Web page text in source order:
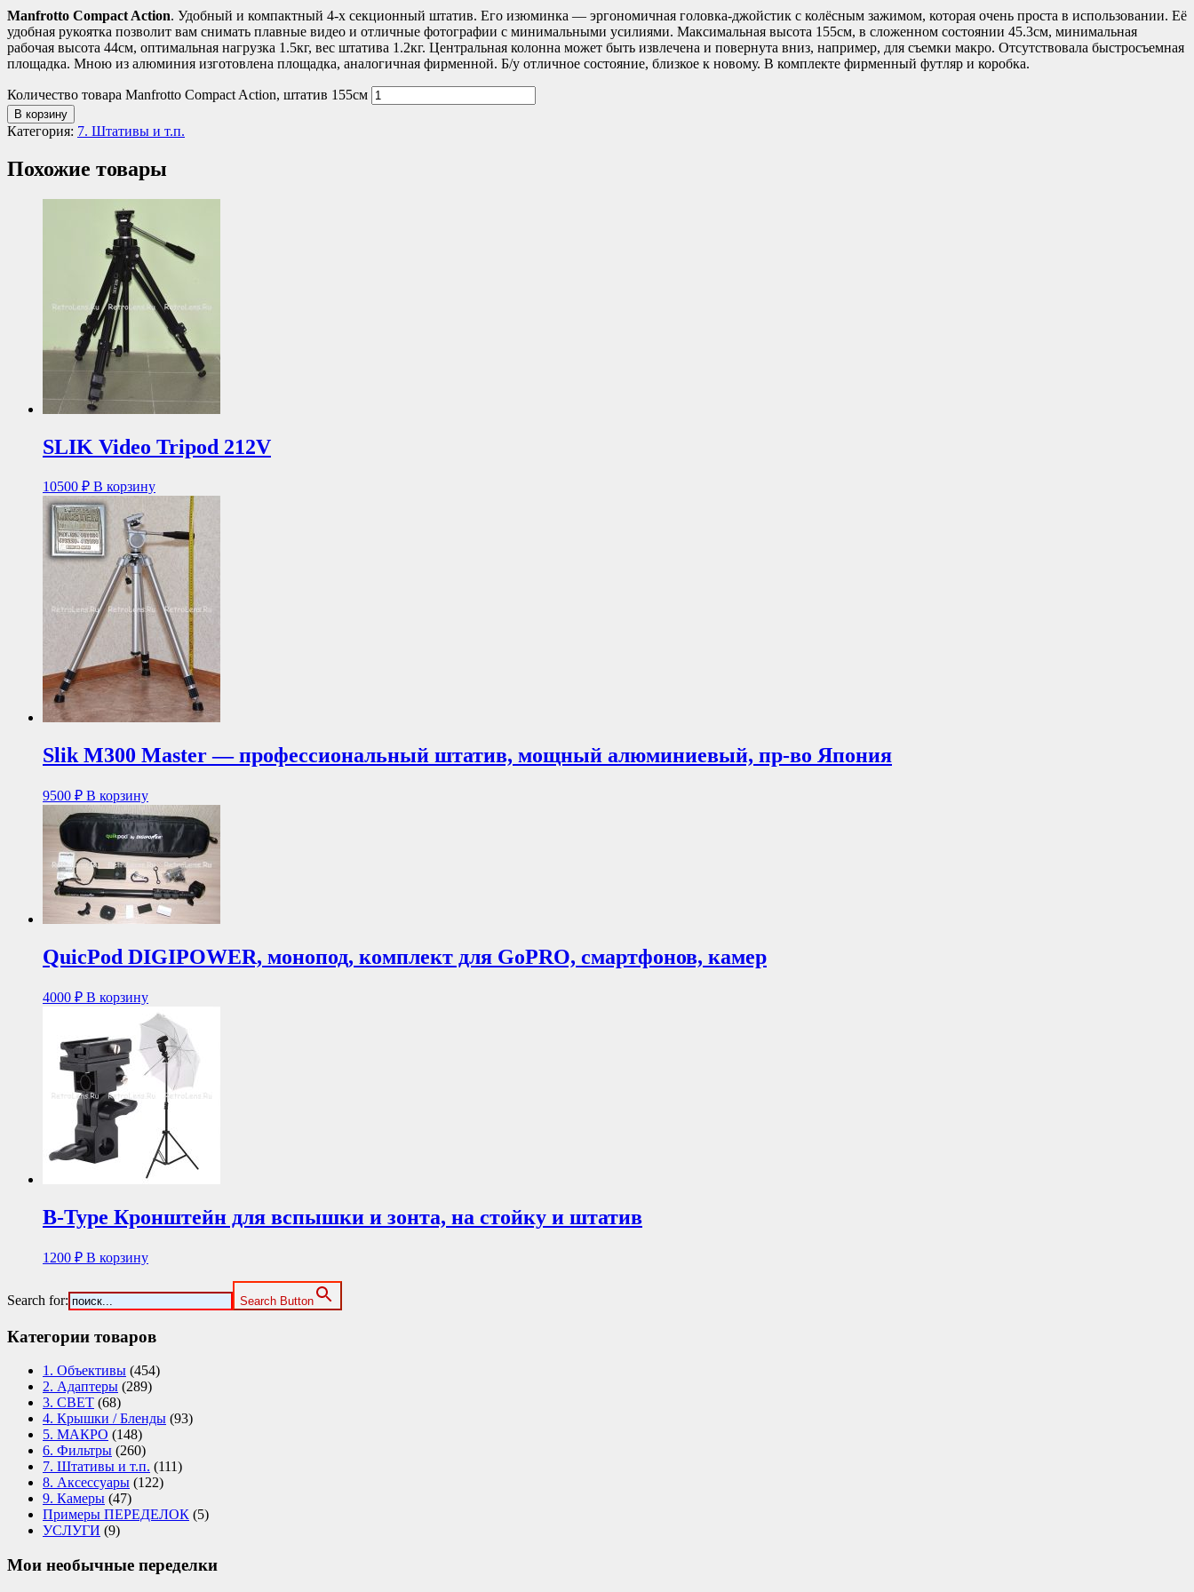
Manfrotto Compact Action. Удобный и компактный 4-х секционный штатив. Его изюминка — эргономичная головка-джойстик с колёсным зажимом, которая очень проста в использовании. Её
удобная рукоятка позволит вам снимать плавные видео и отличные фотографии с минимальными усилиями. Максимальная высота 155см, в сложенном состоянии 45.3см, минимальная
рабочая высота 44см, оптимальная нагрузка 1.5кг, вес штатива 1.2кг. Центральная колонна может быть извлечена и повернута вниз, например, для съемки макро. Отсутствовала быстросъемная
площадка. Мною из алюминия изготовлена площадка, аналогичная фирменной. Б/у отличное состояние, близкое к новому. В комплекте фирменный футляр и коробка.
Количество товара Manfrotto Compact Action, штатив 155см
В корзину
Категория: 7. Штативы и т.п.
Похожие товары
SLIK Video Tripod 212V
10500 ₽ В корзину
Slik M300 Master — профессиональный штатив, мощный алюминиевый, пр-во Япония
9500 ₽ В корзину
QuicPod DIGIPOWER, монопод, комплект для GoPRO, смартфонов, камер
4000 ₽ В корзину
B-Type Кронштейн для вспышки и зонта, на стойку и штатив
1200 ₽ В корзину
Search for: Search Button
Категории товаров
1. Объективы (454)
2. Адаптеры (289)
3. СВЕТ (68)
4. Крышки / Бленды (93)
5. МАКРО (148)
6. Фильтры (260)
7. Штативы и т.п. (111)
8. Аксессуары (122)
9. Камеры (47)
Примеры ПЕРЕДЕЛОК (5)
УСЛУГИ (9)
Мои необычные переделки